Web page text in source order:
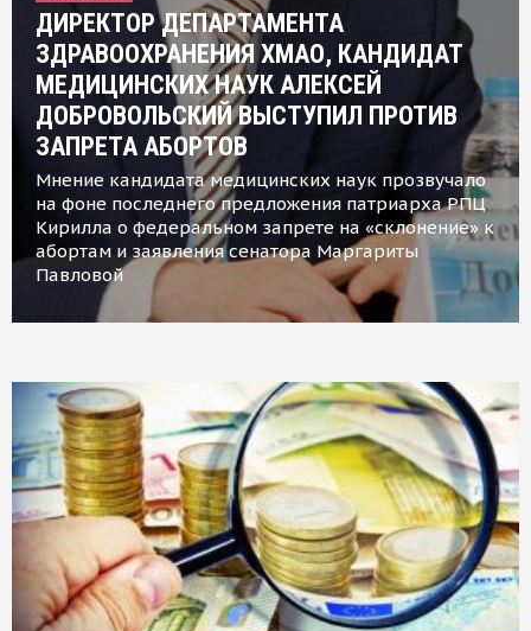
ДИРЕКТОР ДЕПАРТАМЕНТА
ЗДРАВООХРАНЕНИЯ ХМАО, КАНДИДАТ
МЕДИЦИНСКИХ НАУК АЛЕКСЕЙ
ДОБРОВОЛЬСКИЙ ВЫСТУПИЛ ПРОТИВ
ЗАПРЕТА АБОРТОВ
Мнение кандидата медицинских наук прозвучало
на фоне последнего предложения патриарха РПЦ
Кирилла о федеральном запрете на «склонение» к
абортам и заявления сенатора Маргариты
Павловой